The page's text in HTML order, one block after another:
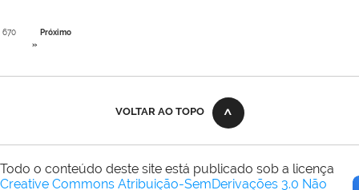
670
Próximo
»
VOLTAR AO TOPO
Todo o conteúdo deste site está publicado sob a licença
Creative Commons Atribuição-SemDerivações 3.0 Não